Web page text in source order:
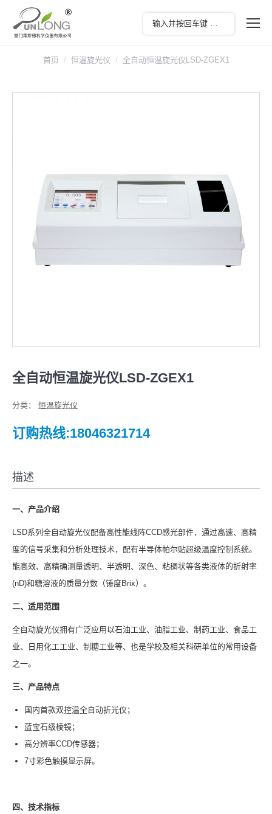
首页 恒温旋光仪 全自动恒温旋光仪LSD-ZGEX1
全自动恒温旋光仪LSD-ZGEX1
分类： 恒温旋光仪
订购热线:18046321714
描述
一、产品介绍
LSD系列全自动旋光仪配备高性能线阵CCD感光部件，通过高速、高精
度的信号采集和分析处理技术，配有半导体帕尔贴超级温度控制系统。
能高效、高精确测量透明、半透明、深色、粘稠状等各类液体的折射率
(nD)和糖溶液的质量分数（锤度Brix）。
二、适用范围
全自动旋光仪拥有广泛应用以石油工业、油脂工业、制药工业、食品工
业、日用化工工业、制糖工业等、也是学校及相关科研单位的常用设备
之一。
三、产品特点
国内首款双控温全自动折光仪；
蓝宝石级棱镜；
高分辨率CCD传感器；
7寸彩色触摸显示屏。
四、技术指标